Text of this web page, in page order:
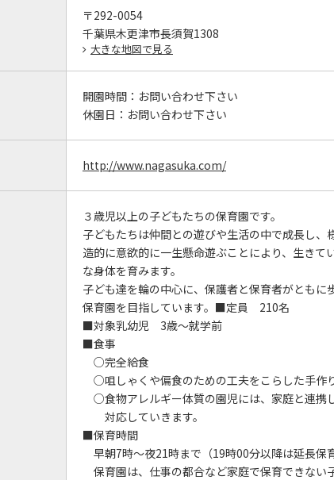
〒292-0054
千葉県木更津市長須賀1308
大きな地図で見る
開園時間： お問い合わせ下さい
休園日： お問い合わせ下さい
http://www.nagasuka.com/
３歳児以上の子どもたちの保育園です。
子どもたちは仲間との遊びや生活の中で成長し、
造的に意欲的に一生懸命遊ぶことにより、生きて
な身体を育みます。
子ども達を輪の中心に、保護者と保育者がともに
保育園を目指しています。■定員 210名
■対象乳幼児 3歳～就学前
■食事
○完全給食
○咀しゃくや偏食のための工夫をこらした手作
○食物アレルギー体質の園児には、家庭と連携
対応していきます。
■保育時間
早朝7時～夜21時まで（19時00分以降は延長保
保育園は、仕事の都合など家庭で保育できない